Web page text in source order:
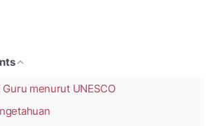
menurut UNESCO